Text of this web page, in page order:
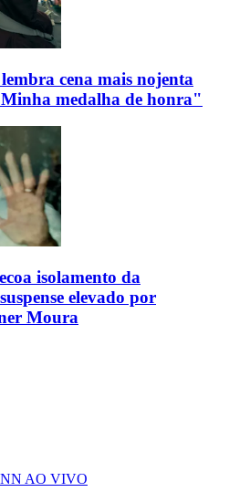
cena mais nojenta
medalha de honra"
isolamento da
elevado por
Moura
AO VIVO